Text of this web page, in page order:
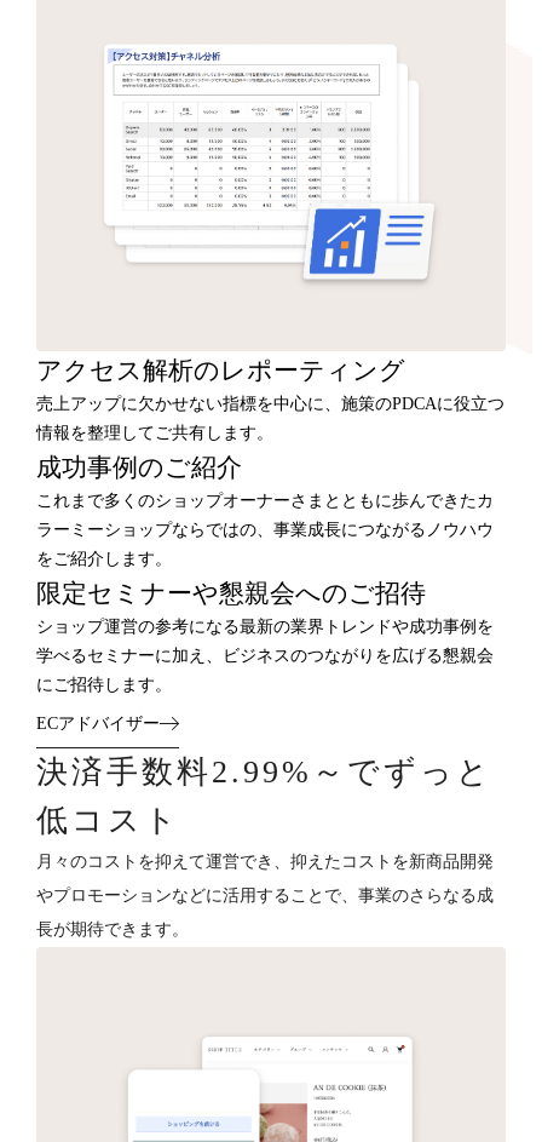
アクセス解析のレポーティング
売上アップに欠かせない指標を中心に、施策のPDCAに役立つ
情報を整理してご共有します。
成功事例のご紹介
これまで多くのショップオーナーさまとともに歩んできたカ
ラーミーショップならではの、事業成長につながるノウハウ
をご紹介します。
限定セミナーや懇親会へのご招待
ショップ運営の参考になる最新の業界トレンドや成功事例を
学べるセミナーに加え、ビジネスのつながりを広げる懇親会
にご招待します。
ECアドバイザー
決済手数料2.99%～でずっと
低コスト
月々のコストを抑えて運営でき、抑えたコストを新商品開発
やプロモーションなどに活用することで、事業のさらなる成
長が期待できます。